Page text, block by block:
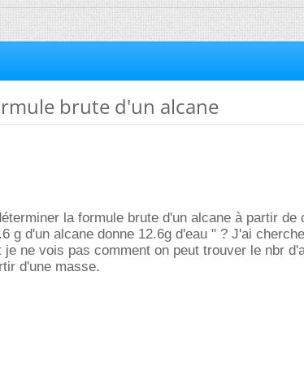
brute d'un alcane
la formule brute d'un alcane à partir de
g d'un alcane donne 12.6g d'eau " ? J'ai
ne vois pas comment on peut trouver le nbr
d'une masse.